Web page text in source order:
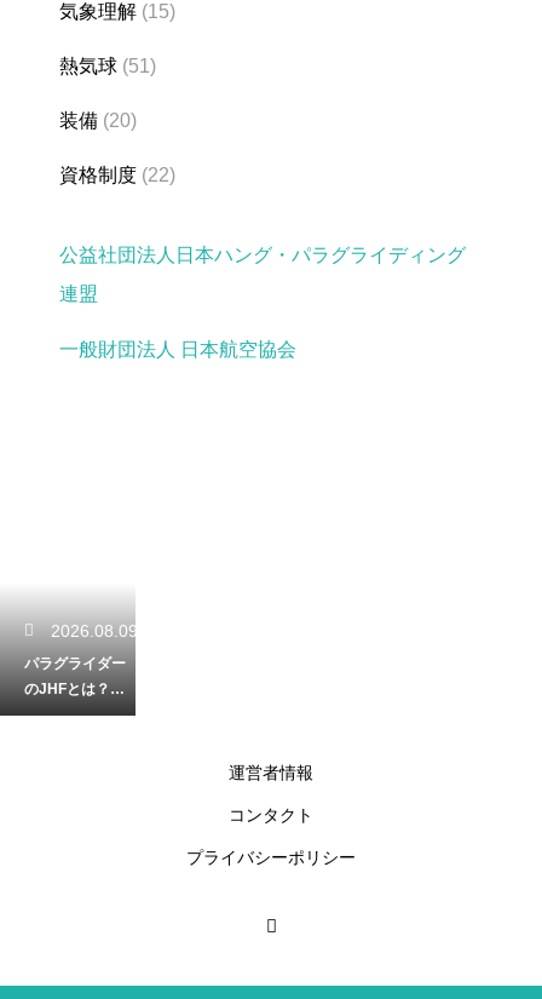
気象理解 (15)
熱気球 (51)
装備 (20)
資格制度 (22)
公益社団法人日本ハング・パラグライディング
連盟
一般財団法人 日本航空協会
2026.08.09
パラグライダー
のJHFとは？安
全な飛行を支え
方
運営者情報
コンタクト
プライバシーポリシー